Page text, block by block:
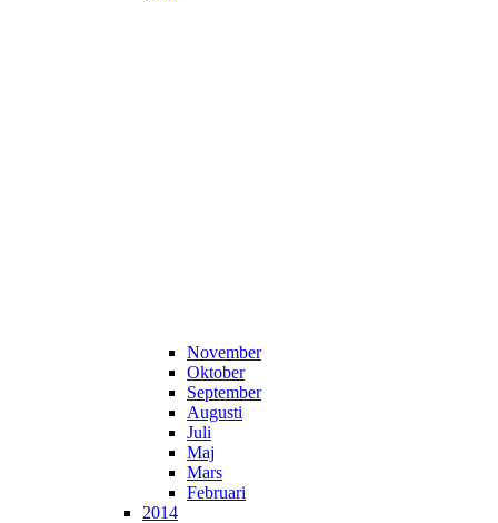
November
Oktober
September
Augusti
Juli
Maj
Mars
Februari
2014